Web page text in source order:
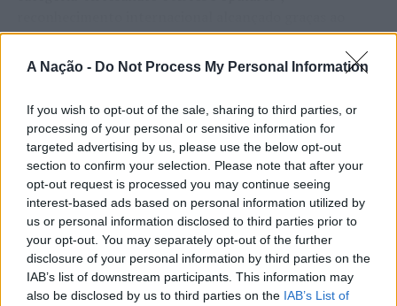
A Nação - Do Not Process My Personal Information
If you wish to opt-out of the sale, sharing to third parties, or
processing of your personal or sensitive information for
targeted advertising by us, please use the below opt-out
section to confirm your selection. Please note that after your
opt-out request is processed you may continue seeing
interest-based ads based on personal information utilized by
us or personal information disclosed to third parties prior to
your opt-out. You may separately opt-out of the further
disclosure of your personal information by third parties on the
IAB’s list of downstream participants. This information may
also be disclosed by us to third parties on the IAB’s List of
“valor patrimonial, artístico e identitário” do “Bordado
de Castelo Branco”, uma das manifestações mais
emblemáticas da cultura portuguesa e elemento central
da identidade albicastrense.
Ao longo de dois dias, especialistas nacionais e
internacionais, investigadores, artesãos, representantes
institucionais, organismos públicos, instituições de
ensino superior e cidades pertencentes à “Rede de
Cidades Criativas da UNESCO” discutirão políticas
públicas, inovação, empreendedorismo,
internacionalização, cooperação entre territórios,
preservação dos saberes tradicionais, renovação
ATUALIDADE
Covilhã: Especialista aponta
investimento estrangeiro e
valorização imobiliária como
motores do crescimento da Beira
Interior